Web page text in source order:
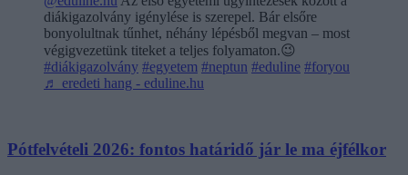
diákigazolvány igénylése is szerepel. Bár elsőre
bonyolultnak tűnhet, néhány lépésből megvan – most
végigvezetünk titeket a teljes folyamaton.😉
#diákigazolvány #egyetem #neptun #eduline #foryou
♬ eredeti hang - eduline.hu
Pótfelvételi 2026: fontos határidő jár le ma éjfélkor